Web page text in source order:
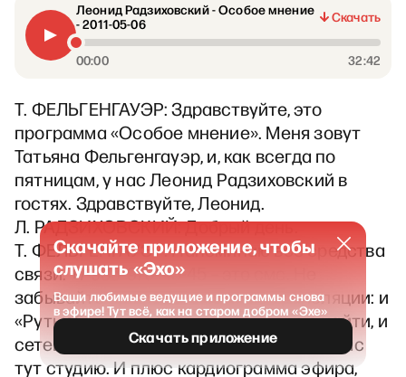
Леонид Радзиховский - Особое мнение
- 2011-05-06
Скачать
00:00 32:42
Т. ФЕЛЬГЕНГАУЭР: Здравствуйте, это
программа «Особое мнение». Меня зовут
Татьяна Фельгенгауэр, и, как всегда по
пятницам, у нас Леонид Радзиховский в
гостях. Здравствуйте, Леонид.
Л. РАДЗИХОВСКИЙ: Добрый день.
Т. ФЕЛЬГЕНГАУЭР: Напоминаю все средства
связи. +7-985-970-45-45 – это смс. Не
забывайте про всевозможные трансляции: и
«Рутьюб» - это у нас на сайте можно найти, и
сетевизор с четырех камер снимает у нас
тут студию. И плюс кардиограмма эфира,
Скачайте приложение, чтобы
слушать «Эхо»
Ваши любимые ведущие и программы снова
в эфире! Тут всё, как на старом добром «Эхе»
Скачать приложение